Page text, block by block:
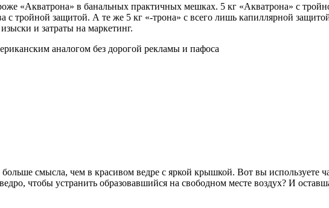
«Акватрона» в банальных практичных мешках. 5 кг «Акватрона» с
с тройной защитой. А те же 5 кг «-трона» с всего лишь капиллярной
и затраты на маркетинг.
смысла, чем в красивом ведре с яркой крышкой. Вот вы используете
чтобы устранить образовавшийся на свободном месте воздух? И